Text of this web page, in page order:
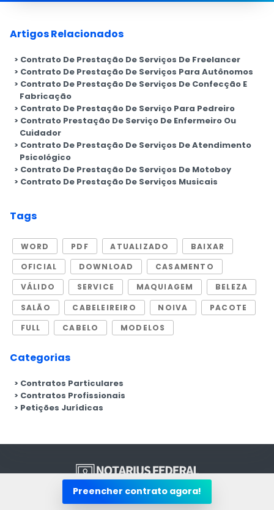
Artigos Relacionados
Contrato De Prestação De Serviços De Freelancer
Contrato De Prestação De Serviços Para Autônomos
Contrato De Prestação De Serviços De Confecção E
Fabricação
Contrato De Prestação De Serviço Para Pedreiro
Contrato Prestação De Serviço De Enfermeiro Ou
Cuidador
Contrato De Prestação De Serviços De Atendimento
Psicológico
Contrato De Prestação De Serviços De Motoboy
Contrato De Prestação De Serviços Musicais
Tags
WORD PDF ATUALIZADO
BAIXAR
OFICIAL
DOWNLOAD
CASAMENTO
VÁLIDO
SERVICE MAQUIAGEM
BELEZA
SALÃO
CABELEIREIRO NOIVA
PACOTE
FULL
CABELO MODELOS
Categorias
Contratos Particulares
Contratos Profissionais
Petições Jurídicas
Preencher contrato agora!